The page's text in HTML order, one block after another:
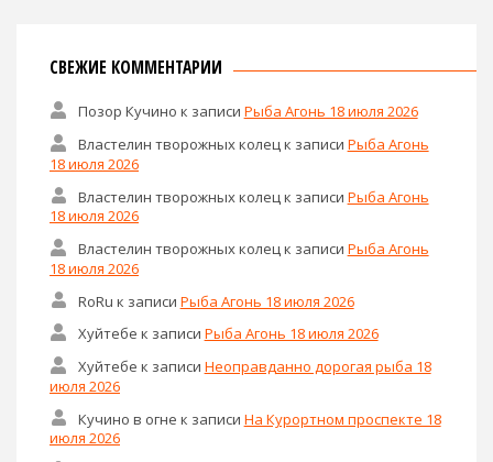
СВЕЖИЕ КОММЕНТАРИИ
Позор Кучино к записи Рыба Агонь 18 июля 2026
Властелин творожных колец к записи Рыба Агонь
18 июля 2026
Властелин творожных колец к записи Рыба Агонь
18 июля 2026
Властелин творожных колецк записи Рыба Агонь
18 июля 2026
RoRu к записи Рыба Агонь 18 июля 2026
Хуйтебе к записи Рыба Агонь 18 июля 2026
Хуйтебе к записи Неоправданно дорогая рыба 18
июля 2026
Кучино в огне к записи На Курортном проспекте 18
июля 2026